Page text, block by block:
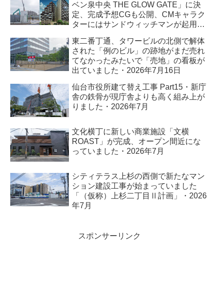
ベン泉中央 THE GLOW GATE」に決
定、完成予想CGも公開、CMキャラク
ターにはサンドウィッチマンが起用さ
東二番丁通、タワービルの北側で解体
された「例のビル」の跡地がまだ売れ
てなかったみたいで「売地」の看板が
出ていました・2026年7月16日
仙台市役所建て替え工事 Part15・新庁
舎の鉄骨が現庁舎よりも高く組み上が
りました・2026年7月
文化横丁に新しい商業施設「文横
ROAST」が完成、オープン間近にな
っていました・2026年7月
シティテラス上杉の西側で新たなマン
ション建設工事が始まっていました
「（仮称）上杉二丁目Ⅱ計画」・2026
年7月
スポンサーリンク